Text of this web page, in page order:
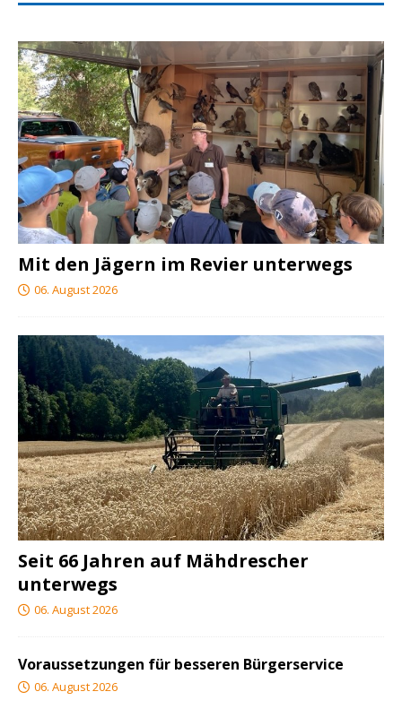
Mit den Jägern im Revier unterwegs
06. August 2026
Seit 66 Jahren auf Mähdrescher
unterwegs
06. August 2026
Voraussetzungen für besseren Bürgerservice
06. August 2026